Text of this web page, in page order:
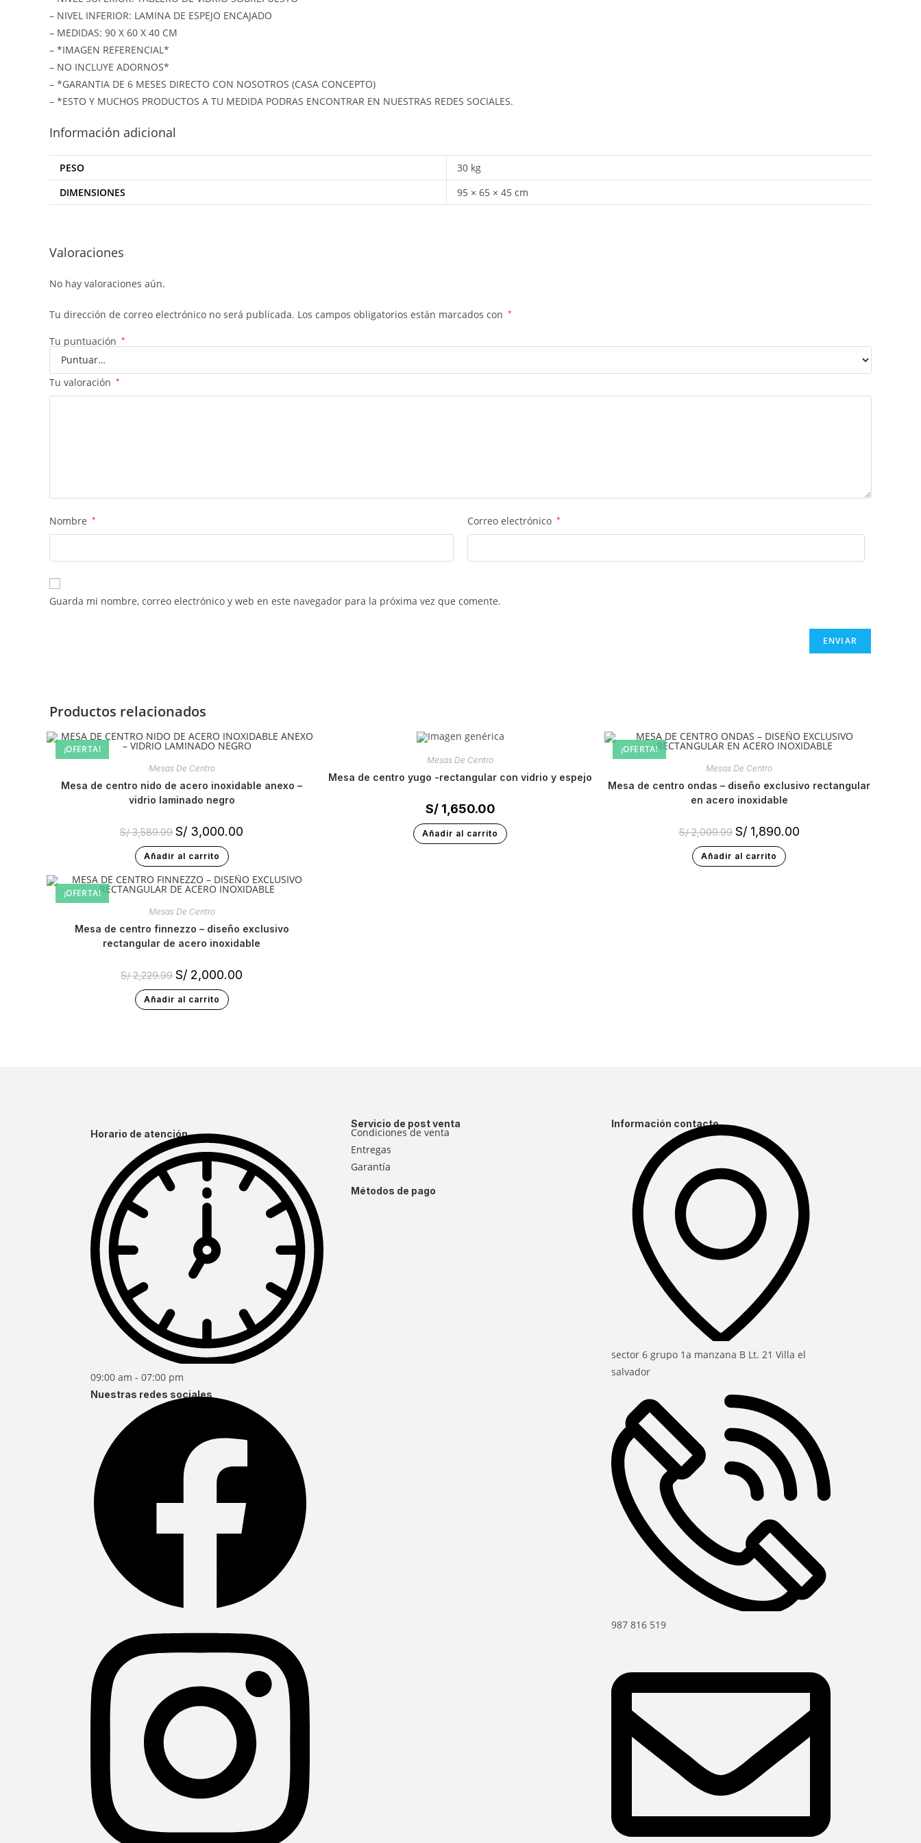
– NIVEL INFERIOR: LAMINA DE ESPEJO ENCAJADO
– MEDIDAS: 90 X 60 X 40 CM
– *IMAGEN REFERENCIAL*
– NO INCLUYE ADORNOS*
– *GARANTIA DE 6 MESES DIRECTO CON NOSOTROS (CASA CONCEPTO)
– *ESTO Y MUCHOS PRODUCTOS A TU MEDIDA PODRAS ENCONTRAR EN NUESTRAS REDES SOCIALES.
Información adicional
PESO
30 kg
DIMENSIONES
95 × 65 × 45 cm
Valoraciones
No hay valoraciones aún.
Tu dirección de correo electrónico no será publicada. Los campos obligatorios están marcados con *
Tu puntuación *
Tu valoración *
Nombre * Correo electrónico *
Guarda mi nombre, correo electrónico y web en este navegador para la próxima vez que comente.
Productos relacionados
¡OFERTA!
Mesas De Centro
mesa de centro nido de acero inoxidable anexo –
vidrio laminado negro
S/3,589.99 S/ 3,000.00
Añadir al carrito
Mesas De Centro
mesa de centro yugo -rectangular con vidrio y espejo
S/1,650.00
Añadir al carrito
¡OFERTA!
Mesas De Centro
mesa de centro ondas – diseño exclusivo rectangular
en acero inoxidable
S/2,009.99 S/1,890.00
Añadir al carrito
¡OFERTA!
Mesas De Centro
mesa de centro finnezzo – diseño exclusivo
rectangular de acero inoxidable
S/2,229.99 S/ 2,000.00
Añadir al carrito
Horario de atención
09:00 am - 07:00 pm
Nuestras redes sociales
Servicio de post venta
Condiciones de venta
Entregas
Garantía
Métodos de pago
Información contacto
sector 6 grupo 1a manzana B Lt. 21 Villa el
salvador
987 816 519